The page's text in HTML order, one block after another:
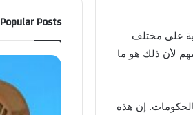
على مختلف
لأن ذلك هو ما
إن هذه
Popular Posts